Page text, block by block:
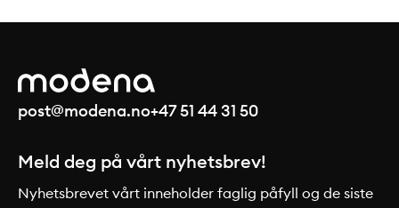
post@modena.no+47 51 44 31 50
Meld deg på vårt nyhetsbrev!
Nyhetsbrevet vårt inneholder faglig påfyll og de siste